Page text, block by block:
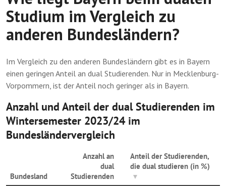
Studium im Vergleich zu
anderen Bundesländern?
Im Vergleich zu den anderen Bundesländern gibt es in Bayern
einen geringen Anteil an dual Studierenden. Nur in Mecklenburg-
Vorpommern, ist der Anteil noch geringer als in Bayern.